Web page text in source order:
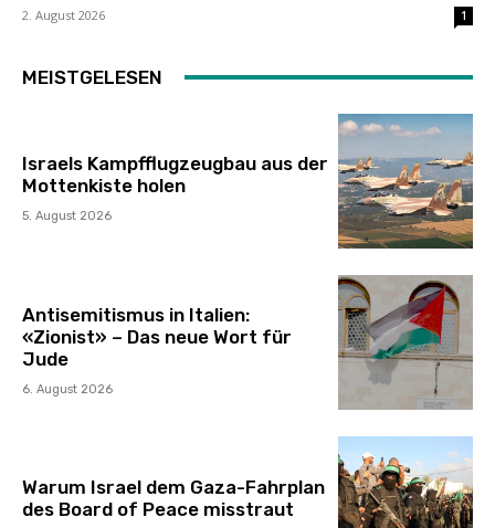
2. August 2026 1
MEISTGELESEN
Israels Kampfflugzeugbau aus der
Mottenkiste holen
5. August 2026
Antisemitismus in Italien:
«Zionist» – Das neue Wort für
Jude
6. August 2026
Warum Israel dem Gaza-Fahrplan
des Board of Peace misstraut